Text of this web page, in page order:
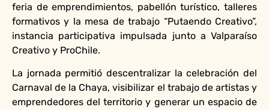
feria de emprendimientos, pabellón turístico, talleres
formativos y la mesa de trabajo “Putaendo Creativo”,
instancia participativa impulsada junto a Valparaíso
Creativo y ProChile.
La jornada permitió descentralizar la celebración del
Carnaval de la Chaya, visibilizar el trabajo de artistas y
emprendedores del territorio y generar un espacio de